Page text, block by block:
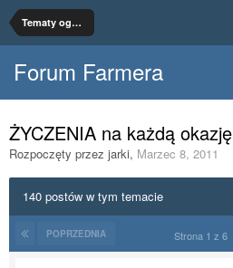
Tematy ogólne
Forum Farmera
ŻYCZENIA na każdą okazję
Rozpoczęty przez jarki, Marzec 8, 2011
140 postów w tym temacie
POPRZEDNIA Strona 1 z 6